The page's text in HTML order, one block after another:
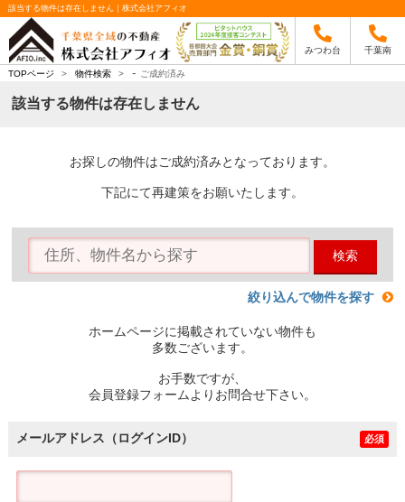
該当する物件は存在しません｜株式会社アフィオ
みつわ台 千葉南
TOPページ > 物件検索 > - ご成約済み
該当する物件は存在しません
お探しの物件はご成約済みとなっております。
下記にて再建策をお願いたします。
検索
絞り込んで物件を探す
ホームページに掲載されていない物件も
多数ございます。
お手数ですが、
会員登録フォームよりお問合せ下さい。
メールアドレス（ログインID） 必須